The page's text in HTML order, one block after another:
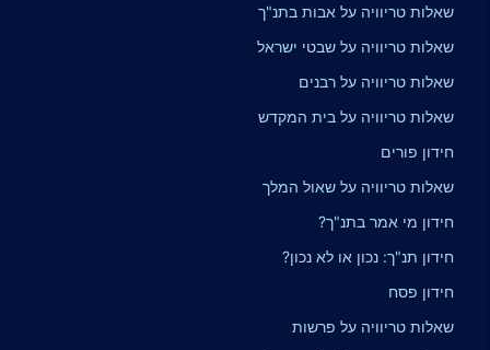
שאלות טריוויה על אבות בתנ"ך
שאלות טריוויה על שבטי ישראל
שאלות טריוויה על רבנים
שאלות טריוויה על בית המקדש
חידון פורים
שאלות טריוויה על שאול המלך
חידון מי אמר בתנ"ך?
חידון תנ"ך: נכון או לא נכון?
חידון פסח
שאלות טריוויה על פרשות